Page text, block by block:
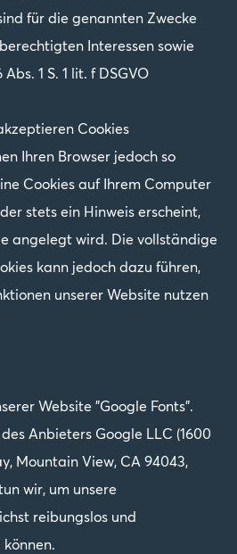
für die genannten Zwecke
Interessen sowie
1 S. 1 lit. f DSGVO
Cookies
Ihren Browser jedoch so
Cookies auf Ihrem Computer
stets ein Hinweis erscheint,
angelegt wird. Die vollständige
kann jedoch dazu führen,
unserer Website nutzen
Website "Google Fonts".
Anbieters Google LLC (1600
Mountain View, CA 94043,
wir, um unsere
reibungslos und